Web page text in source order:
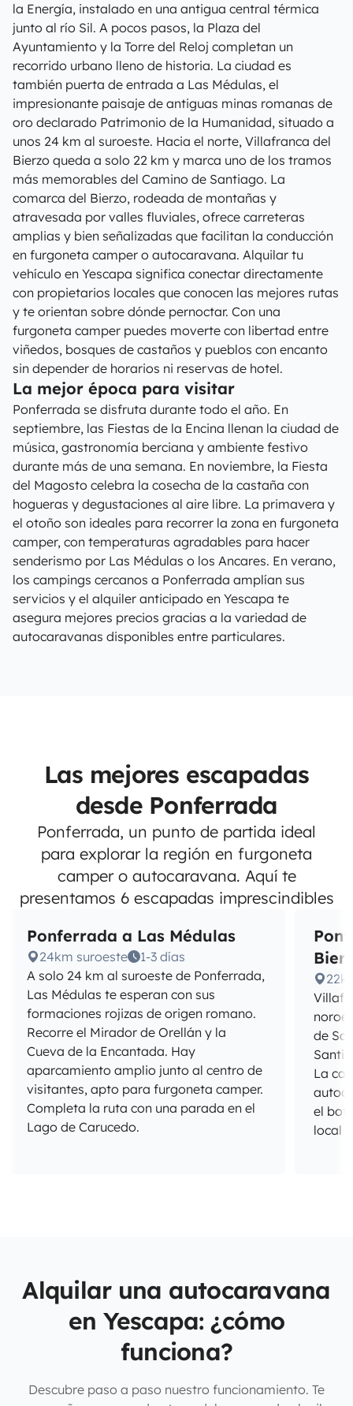
la Energía, instalado en una antigua central térmica
junto al río Sil. A pocos pasos, la Plaza del
Ayuntamiento y la Torre del Reloj completan un
recorrido urbano lleno de historia. La ciudad es
también puerta de entrada a Las Médulas, el
impresionante paisaje de antiguas minas romanas de
oro declarado Patrimonio de la Humanidad, situado a
unos 24 km al suroeste. Hacia el norte, Villafranca del
Bierzo queda a solo 22 km y marca uno de los tramos
más memorables del Camino de Santiago. La
comarca del Bierzo, rodeada de montañas y
atravesada por valles fluviales, ofrece carreteras
amplias y bien señalizadas que facilitan la conducción
en furgoneta camper o autocaravana. Alquilar tu
vehículo en Yescapa significa conectar directamente
con propietarios locales que conocen las mejores rutas
y te orientan sobre dónde pernoctar. Con una
furgoneta camper puedes moverte con libertad entre
viñedos, bosques de castaños y pueblos con encanto
sin depender de horarios ni reservas de hotel.
La mejor época para visitar
Ponferrada se disfruta durante todo el año. En
septiembre, las Fiestas de la Encina llenan la ciudad de
música, gastronomía berciana y ambiente festivo
durante más de una semana. En noviembre, la Fiesta
del Magosto celebra la cosecha de la castaña con
hogueras y degustaciones al aire libre. La primavera y
el otoño son ideales para recorrer la zona en furgoneta
camper, con temperaturas agradables para hacer
senderismo por Las Médulas o los Ancares. En verano,
los campings cercanos a Ponferrada amplían sus
servicios y el alquiler anticipado en Yescapa te
asegura mejores precios gracias a la variedad de
autocaravanas disponibles entre particulares.
Las mejores escapadas
desde Ponferrada
Ponferrada, un punto de partida ideal
para explorar la región en furgoneta
camper o autocaravana. Aquí te
presentamos 6 escapadas imprescindibles
Ponferrada a Las Médulas
24km suroeste
1-3 días
A solo 24 km al suroeste de Ponferrada,
Las Médulas te esperan con sus
formaciones rojizas de origen romano.
Recorre el Mirador de Orellán y la
Cueva de la Encantada. Hay
aparcamiento amplio junto al centro de
visitantes, apto para furgoneta camper.
Completa la ruta con una parada en el
Lago de Carucedo.
de
La
el
local
Alquilar una autocaravana
en Yescapa: ¿cómo
funciona?
Descubre paso a paso nuestro funcionamiento. Te